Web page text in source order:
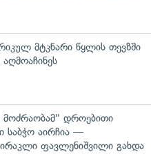
მტკნარი წყლის თევზში
მოძრაობამ" დროებითი
საბჭო აირჩია —
ფავლენიშვილი გახდა